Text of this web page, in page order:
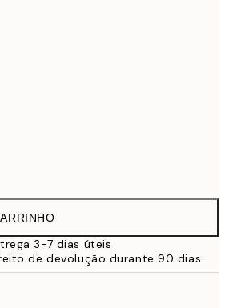
3-7 dias úteis
de devolução durante 90 dias